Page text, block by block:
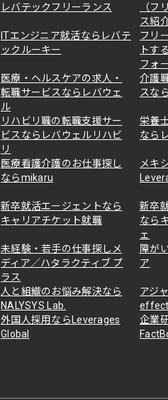
レバテックフリーランス
（フ
ス紹
ITエンジニア就活ならレバテ
ックルーキー
フリ
トす
フォ
医療・ヘルスケアの求人・
転職サービスならレバウェ
ル
介護
スな
リハビリ職の転職支援サー
ビスならレバウェルリハビ
リ
栄養
なら
医療看護介護のお仕事探し
ならmikaru
メキ
新卒就活エージェントなら
キャリアチケット就職
新卒
なら
ェ
未経験・若手の仕事探しメ
ディア／ハタラクティブ プ
ラス
障が
ア
人と組織のお悩み解決なら
NALYSYS Lab.
アジ
外国人採用ならLeverages
Global
企業